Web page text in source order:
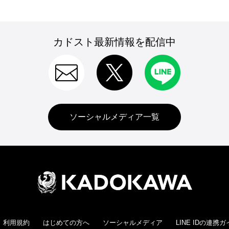
カドスト最新情報を配信中
ソーシャルメディア一覧
利用規約 はじめての方へ ソーシャルメディア LINE IDの連携ガ